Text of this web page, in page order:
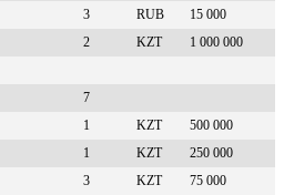
3 RUB
15 000
2 KZT
1 000 000
7
1 KZT
500 000
1 KZT
250 000
3 KZT 75 000